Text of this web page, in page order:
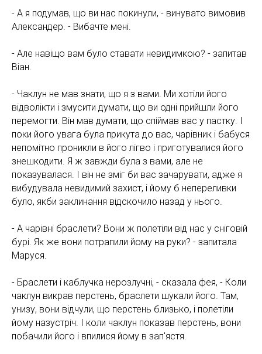
- А я подумав, що ви нас покинули, - винувато вимовив
Александер. - Вибачте мені.
- Але навіщо вам було ставати невидимкою? - запитав
Віан.
- Чаклун не мав знати, що я з вами. Ми хотіли його
відволікти і змусити думати, що ви одні прийшли його
перемогти. Він мав думати, що спіймав вас у пастку. І
поки його увага була прикута до вас, чарівник і бабуся
непомітно проникли в його лігво і приготувалися його
знешкодити. Я ж завжди була з вами, але не
показувалася. І він не зміг би вас зачарувати, адже я
вибудувала невидимий захист, і йому б непереливки
було, якби заклинання відскочило назад у нього.
- А чарівні браслети? Вони ж полетіли від нас у сніговій
бурі. Як же вони потрапили йому на руки? - запитала
Маруся.
- Браслети і каблучка нерозлучні, - сказала фея, - Коли
чаклун викрав перстень, браслети шукали його. Там,
унизу, вони відчули, що перстень близько, і полетіли
йому назустріч. І коли чаклун показав перстень, вони
побачили його і впилися йому в зап'ястя.